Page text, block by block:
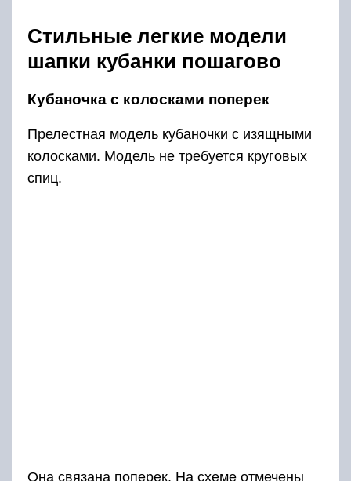
Стильные легкие модели
шапки кубанки пошагово
Кубаночка с колосками поперек
Прелестная модель кубаночки с изящными
колосками. Модель не требуется круговых
спиц.
Она связана поперек. На схеме отмечены